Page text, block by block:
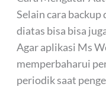
Selain cara
diatas bisa bisa
Agar aplikasi Ms
memperbaharui
periodik saat